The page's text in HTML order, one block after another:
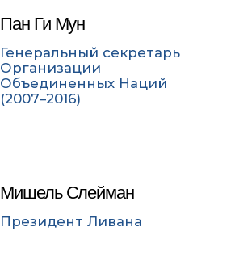
Пан Ги Мун
Генеральный секретарь
Организации
Объединенных Наций
(2007–2016)
Мишель Слейман
Президент Ливана